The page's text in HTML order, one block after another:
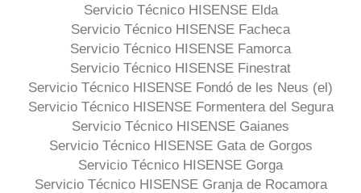
Servicio Técnico HISENSE Elda
Servicio Técnico HISENSE Facheca
Servicio Técnico HISENSE Famorca
Servicio Técnico HISENSE Finestrat
Servicio Técnico HISENSE Fondó de les Neus (el)
Servicio Técnico HISENSE Formentera del Segura
Servicio Técnico HISENSE Gaianes
Servicio Técnico HISENSE Gata de Gorgos
Servicio Técnico HISENSE Gorga
Servicio Técnico HISENSE Granja de Rocamora